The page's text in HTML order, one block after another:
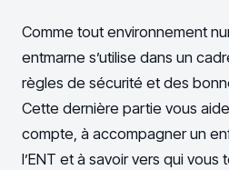
Comme tout environnement
entmarne s’utilise dans un
règles de sécurité et des
Cette dernière partie vous
compte, à accompagner un
l’ENT et à savoir vers qui vous